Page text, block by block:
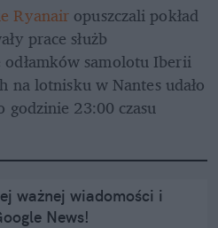
Ryanair opuszczali pokład
prace służb
samolotu Iberii
na lotnisku w Nantes udało
23:00 czasu
ważnej wiadomości i
News!